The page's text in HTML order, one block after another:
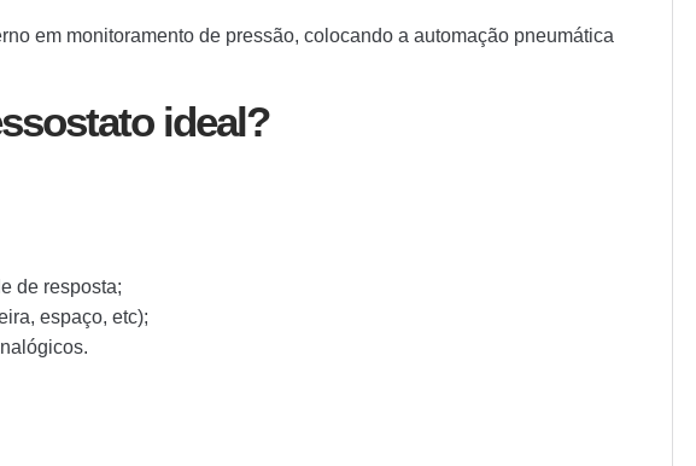
em monitoramento de pressão, colocando a automação pneumática
ideal?
de resposta;
espaço, etc);